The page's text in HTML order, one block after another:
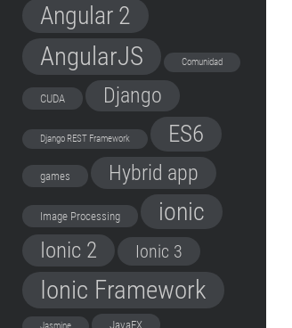
Angular 2
AngularJS Comunidad
CUDA Django
Django REST Framework ES6
games Hybrid app
Image Processing ionic
Ionic 2 Ionic 3
Ionic Framework
JavaFX